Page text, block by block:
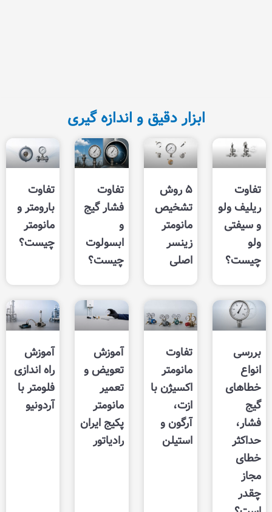
دقیق و اندازه گیری
۵ روش
تشخیص
مانومتر
زینسر
اصلی
تفاوت
فشار گیج
ابسولوت
چیست؟
تفاوت
بارومتر و
مانومتر
چیست؟
تفاوت
مانومتر
اکسیژن با
ازت،
آرگون و
استیلن
آموزش
تعویض و
تعمیر
مانومتر
پکیج ایران
رادیاتور
آموزش
راه ‌اندازی
فلومتر با
آردونیو